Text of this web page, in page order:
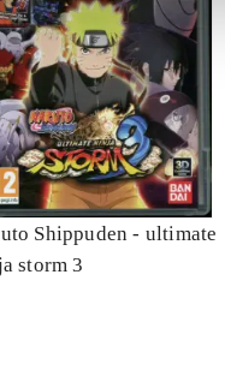
Shippuden - ultimate
storm 3